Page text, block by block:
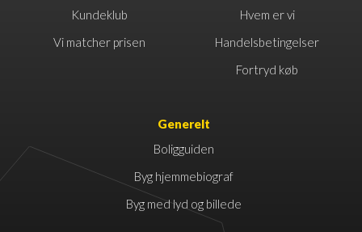
Kundeklub
Vi matcher prisen
Hvem er vi
Handelsbetingelser
Fortryd køb
Generelt
Boligguiden
Byg hjemmebiograf
Byg med lyd og billede